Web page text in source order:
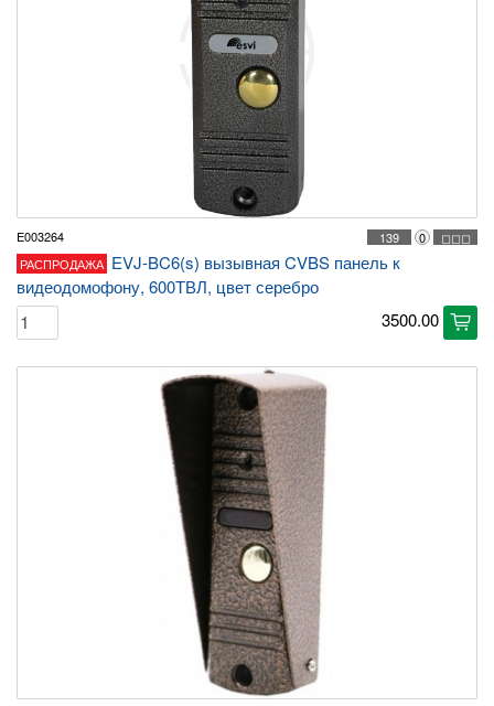
E003264 ◻◻◻
0
139
РАСПРОДАЖА EVJ-BC6(s) вызывная CVBS панель к
видеодомофону, 600ТВЛ, цвет серебро
3500.00 cart